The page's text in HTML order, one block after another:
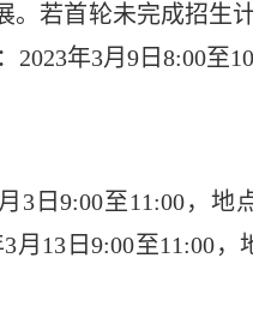
。若首轮未完成招生
年3月9日8:00至10
3日9:00至11:00，
月13日9:00至11:00